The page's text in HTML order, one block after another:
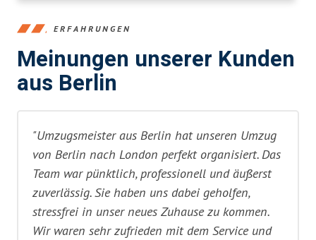
ERFAHRUNGEN
Meinungen unserer Kunden
aus Berlin
"Umzugsmeister aus Berlin hat unseren Umzug
von Berlin nach London perfekt organisiert. Das
Team war pünktlich, professionell und äußerst
zuverlässig. Sie haben uns dabei geholfen,
stressfrei in unser neues Zuhause zu kommen.
Wir waren sehr zufrieden mit dem Service und